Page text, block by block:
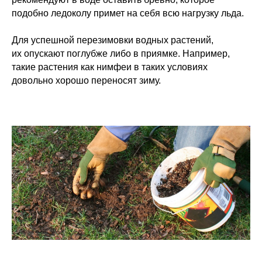
подобно ледоколу примет на себя всю нагрузку льда.
Для успешной перезимовки водных растений,
их опускают поглубже либо в приямке. Например,
такие растения как нимфеи в таких условиях
довольно хорошо переносят зиму.